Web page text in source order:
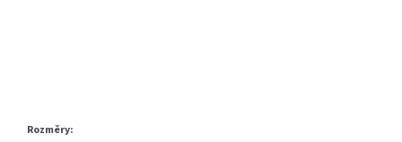
Rozměry: